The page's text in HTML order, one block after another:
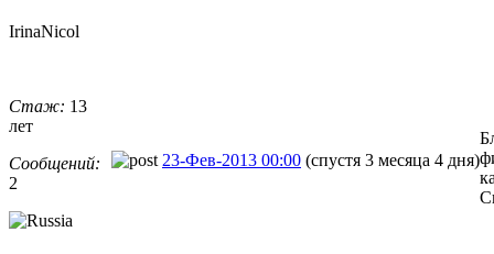
IrinaNicol
Стаж: 13
лет
Сообщений:
2
23-Фев-2013 00:00 (спустя 3 месяца 4 дня)